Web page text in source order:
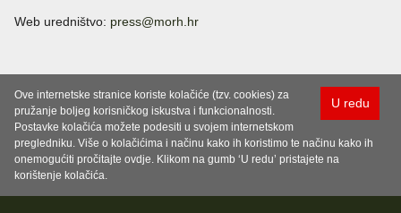
Web uredništvo: press@morh.hr
U redu
Ove internetske stranice koriste kolačiće (tzv. cookies) za
pružanje boljeg korisničkog iskustva i funkcionalnosti.
Postavke kolačića možete podesiti u svojem internetskom
pregledniku. Više o kolačićima i načinu kako ih koristimo te načinu kako ih
onemogućiti pročitajte ovdje. Klikom na gumb ‘U redu’ pristajete na
korištenje kolačića.